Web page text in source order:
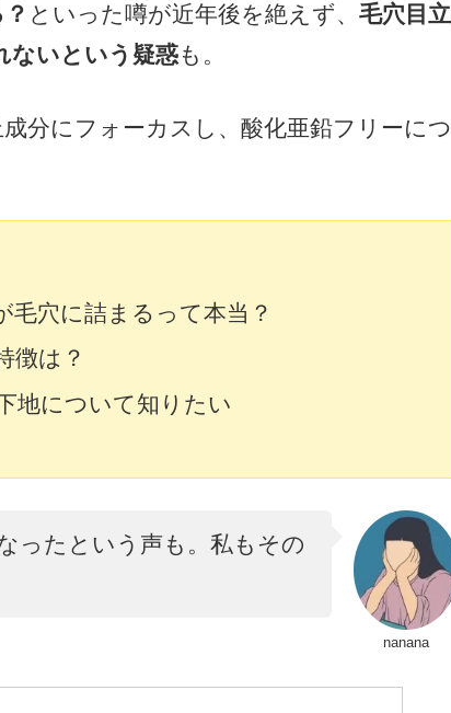
といった噂が近年後を絶えず、 毛穴目立
ないという疑惑も。
分にフォーカスし、酸化亜鉛フリーにつ
毛穴に詰まるって本当？
徴は？
地について知りたい
nanana
ったという声も。私もその